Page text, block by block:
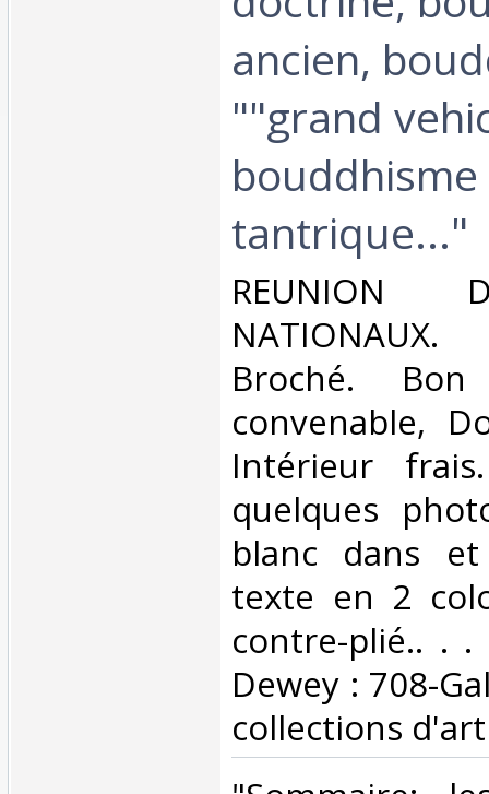
ancien,
""grand
bouddhisme
tantrique..."‎
‎REUNION
Broché.
convenable,
Intérieur
quelques
blanc dans
texte en 2
contre-plié.. . .
Dewey : 708-
collections d'art‎